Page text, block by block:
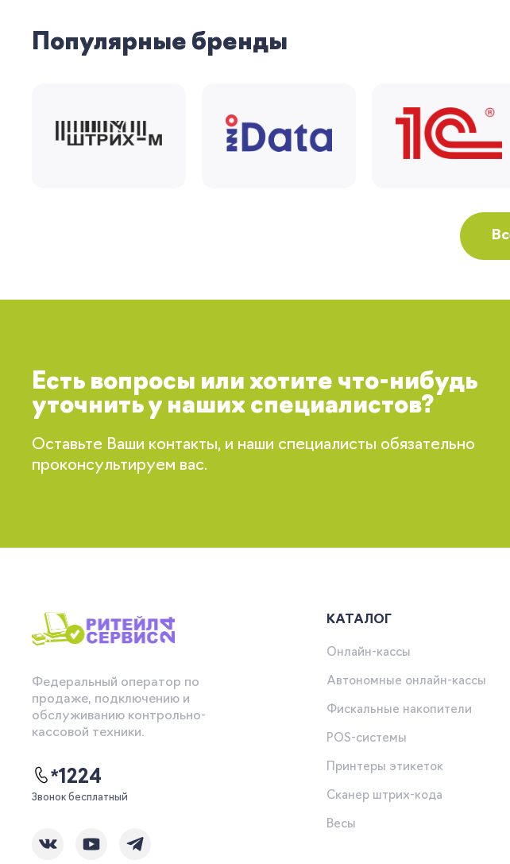
Популярные бренды
Есть вопросы или хотите что-нибудь
уточнить у наших специалистов?
Оставьте Ваши контакты, и наши специалисты обязательно
проконсультируем вас.
Федеральный оператор по
продаже, подключению и
обслуживанию контрольно-
кассовой техники.
*1224
Звонок бесплатный
КАТАЛОГ
Онлайн-кассы
Автономные онлайн-кассы
Фискальные накопители
POS-системы
Принтеры этикеток
Сканер штрих-кода
Весы